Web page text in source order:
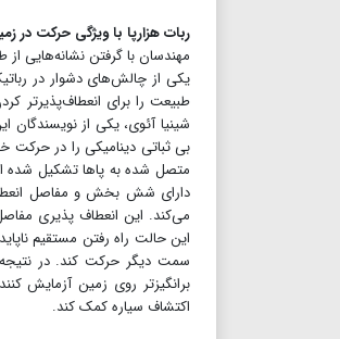
ربات هزارپا با ویژگی حرکت در
مهندسان با گرفتن نشانه‌هایی
یکی از چالش‌های دشوار در
طبیعت را برای انعطاف‌پذیرتر
شینیا آئوی، یکی از نویسندگان
بی ثباتی دینامیکی را در حرکت
متصل شده به پاها تشکیل شده
دارای شش بخش و مفاصل
این حالت راه رفتن مستقیم
سمت دیگر حرکت کند. در
برانگیزتر روی زمین آزمایش
اکتشاف سیاره کمک کند.